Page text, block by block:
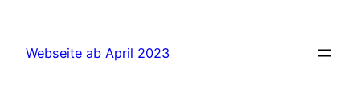
springen
Webseite ab April 2023